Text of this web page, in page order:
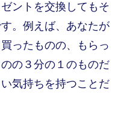
ントを交換してもそ
。例えば、あなたが
ったものの、もらっ
の３分の１のものだ
気持ちを持つことだ